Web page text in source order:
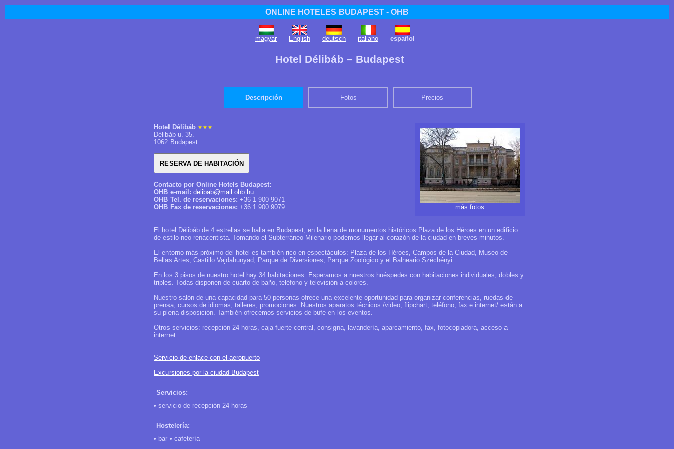
ONLINE HOTELES BUDAPEST - OHB
magyar English deutsch italiano español
Hotel Délibáb – Budapest
Descripción Fotos Precios
más fotos
Hotel Délibáb
Délibáb u. 35.
1062 Budapest
Contacto por Online Hotels Budapest:
OHB e-mail: delibab@mail.ohb.hu
OHB Tel. de reservaciones: +36 1 900 9071
OHB Fax de reservaciones: +36 1 900 9079
El hotel Délibáb de 4 estrellas se halla en Budapest, en la llena de monumentos históricos Plaza de los Héroes en un edificio
de estilo neo-renacentista. Tomando el Subterráneo Milenario podemos llegar al corazón de la ciudad en breves minutos.
El entorno más próximo del hotel es también rico en espectáculos: Plaza de los Héroes, Campos de la Ciudad, Museo de
Bellas Artes, Castillo Vajdahunyad, Parque de Diversiones, Parque Zoológico y el Balneario Széchényi.
En los 3 pisos de nuestro hotel hay 34 habitaciones. Esperamos a nuestros huéspedes con habitaciones individuales, dobles y
triples. Todas disponen de cuarto de baño, teléfono y televisión a colores.
Nuestro salón de una capacidad para 50 personas ofrece una excelente oportunidad para organizar conferencias, ruedas de
prensa, cursos de idiomas, talleres, promociones. Nuestros aparatos técnicos /video, flipchart, teléfono, fax e internet/ están a
su plena disposición. También ofrecemos servicios de bufe en los eventos.
Otros servicios: recepción 24 horas, caja fuerte central, consigna, lavandería, aparcamiento, fax, fotocopiadora, acceso a
internet.
Servicio de enlace con el aeropuerto
Excursiones por la ciudad Budapest
Servicios:
• servicio de recepción 24 horas
Hostelería:
• bar • cafetería